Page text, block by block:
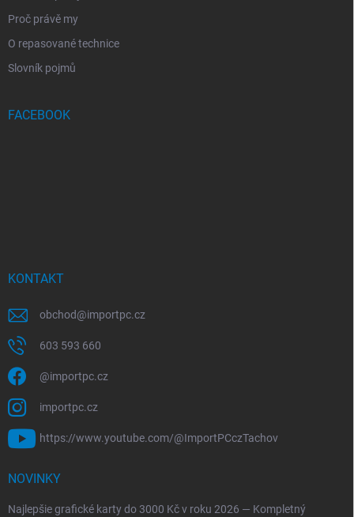
Proč právě my
O repasované technice
Slovník pojmů
FACEBOOK
KONTAKT
obchod@importpc.cz
603 593 660
@importpc.cz
importpc.cz
https://www.youtube.com/@ImportPCczTachov
NOVINKY
Najlepšie grafické karty do 3000 Kč v roku 2026 — Kompletný